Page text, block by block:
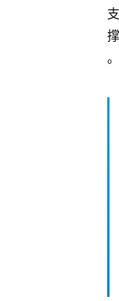
支
撑
。